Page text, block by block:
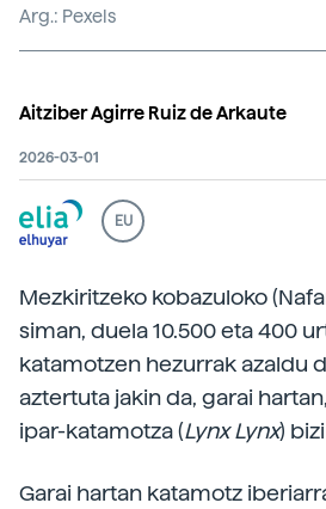
Arg.: Pexels
Aitziber Agirre Ruiz de Arkaute
2026-03-01
EU
Mezkiritzeko kobazuloko
siman, duela 10.500 eta 400
katamotzen hezurrak azaldu
aztertuta jakin da, garai
ipar-katamotza (Lynx Lynx)
Garai hartan katamotz